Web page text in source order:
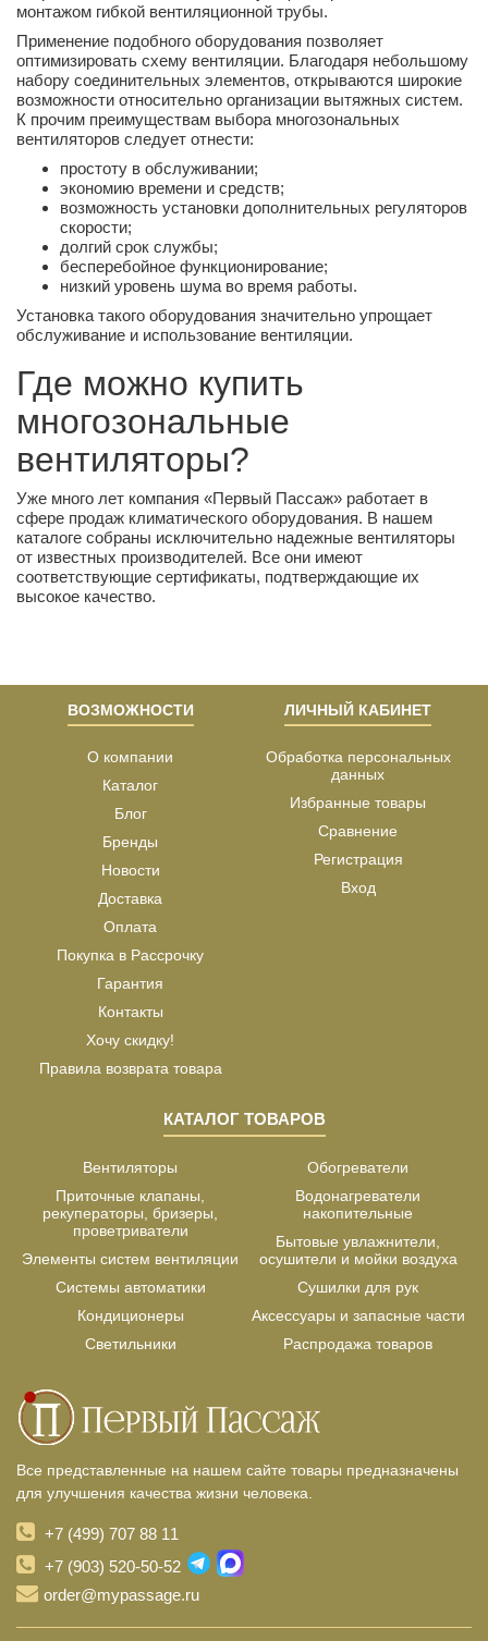
монтажом гибкой вентиляционной трубы.
Применение подобного оборудования позволяет
оптимизировать схему вентиляции. Благодаря небольшому
набору соединительных элементов, открываются широкие
возможности относительно организации вытяжных систем.
К прочим преимуществам выбора многозональных
вентиляторов следует отнести:
простоту в обслуживании;
экономию времени и средств;
возможность установки дополнительных регуляторов
скорости;
долгий срок службы;
бесперебойное функционирование;
низкий уровень шума во время работы.
Установка такого оборудования значительно упрощает
обслуживание и использование вентиляции.
Где можно купить
многозональные
вентиляторы?
Уже много лет компания «Первый Пассаж» работает в
сфере продаж климатического оборудования. В нашем
каталоге собраны исключительно надежные вентиляторы
от известных производителей. Все они имеют
соответствующие сертификаты, подтверждающие их
высокое качество.
ВОЗМОЖНОСТИ
О компании
Каталог
Блог
Бренды
Новости
Доставка
Оплата
Покупка в Рассрочку
Гарантия
Контакты
Хочу скидку!
Правила возврата товара
ЛИЧНЫЙ КАБИНЕТ
Обработка персональных
данных
Избранные товары
Сравнение
Регистрация
Вход
КАТАЛОГ ТОВАРОВ
Вентиляторы
Приточные клапаны,
рекуператоры, бризеры,
проветриватели
Элементы систем вентиляции
Системы автоматики
Кондиционеры
Светильники
Обогреватели
Водонагреватели
накопительные
Бытовые увлажнители,
осушители и мойки воздуха
Сушилки для рук
Аксессуары и запасные части
Распродажа товаров
Все представленные на нашем сайте товары предназначены
для улучшения качества жизни человека.
+7 (499) 707 88 11
+7 (903) 520-50-52
order@mypassage.ru